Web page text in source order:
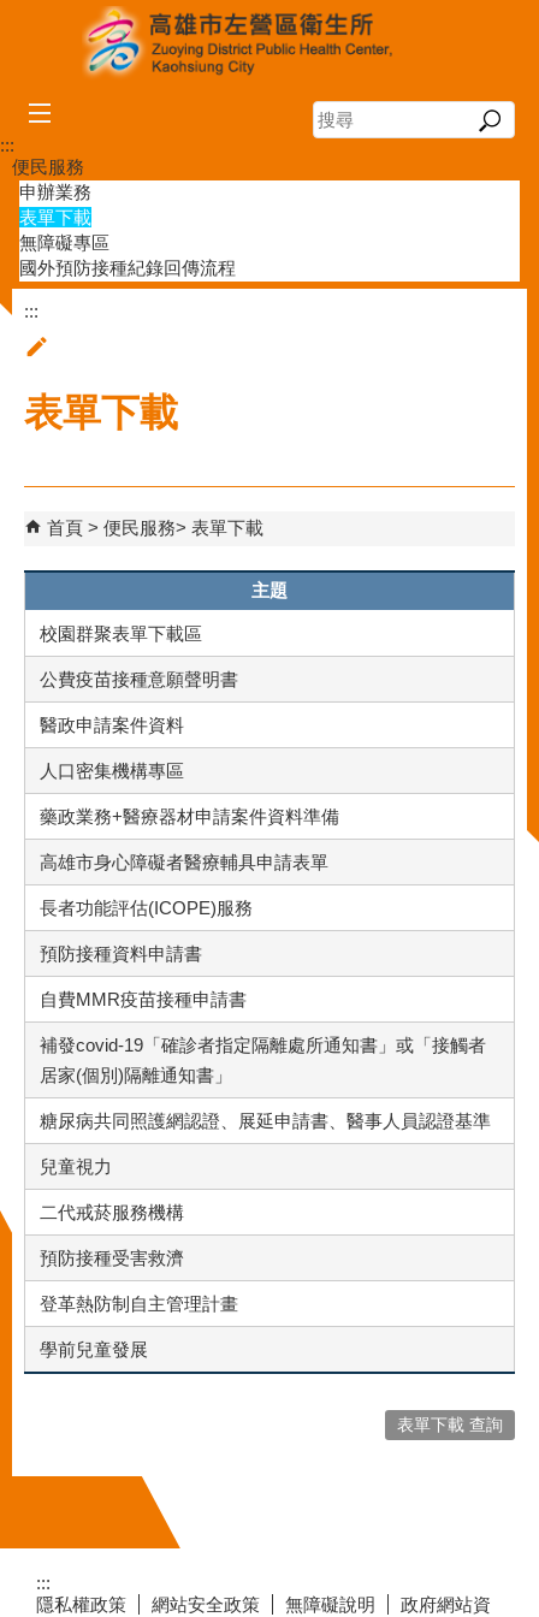
跳到主要內容區塊
搜
尋
:::
便民服務
申辦業務
表單下載
無障礙專區
國外預防接種紀錄回傳流程
:::
表單下載
首頁 便民服務 表單下載
主題
校園群聚表單下載區
公費疫苗接種意願聲明書
醫政申請案件資料
人口密集機構專區
藥政業務+醫療器材申請案件資料準備
高雄市身心障礙者醫療輔具申請表單
長者功能評估(ICOPE)服務
預防接種資料申請書
自費MMR疫苗接種申請書
補發covid-19「確診者指定隔離處所通知書」或「接觸者
居家(個別)隔離通知書」
糖尿病共同照護網認證、展延申請書、醫事人員認證基準
兒童視力
二代戒菸服務機構
預防接種受害救濟
登革熱防制自主管理計畫
學前兒童發展
表單下載 查詢
:::
隱私權政策
網站安全政策 無障礙說明 政府網站資